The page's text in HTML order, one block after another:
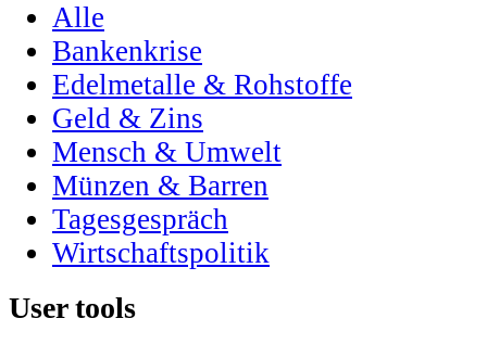
Alle
Bankenkrise
Edelmetalle & Rohstoffe
Geld & Zins
Mensch & Umwelt
Münzen & Barren
Tagesgespräch
Wirtschaftspolitik
User tools